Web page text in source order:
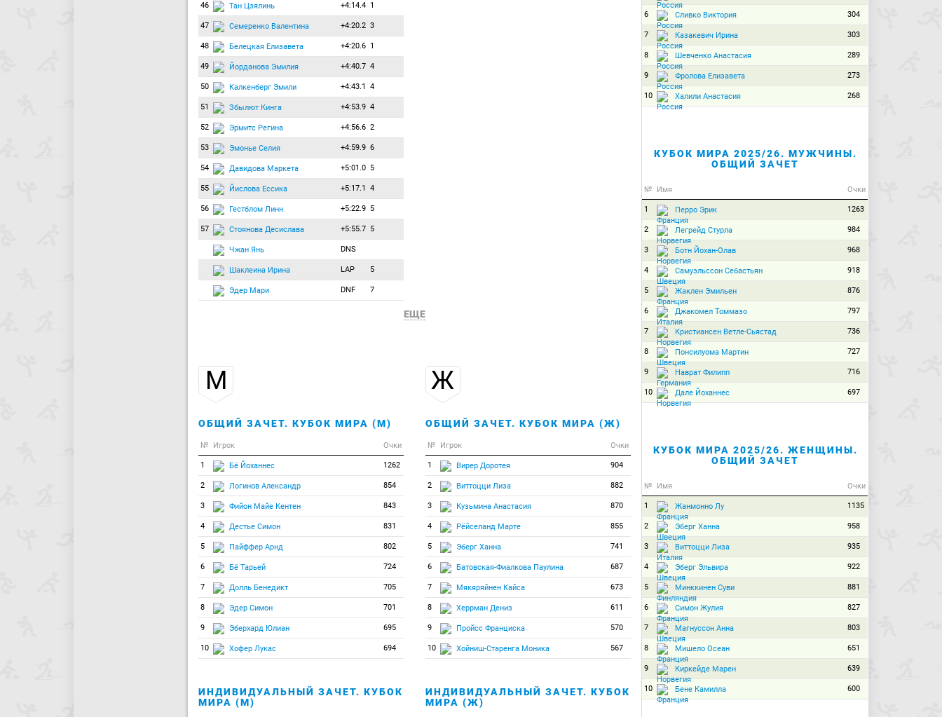
46 Тан Цзялинь +4:14.4 1
47 Семеренко Валентина +4:20.2 3
48 Белецкая Елизавета +4:20.6 1
49 Йорданова Эмилия +4:40.7 4
50 Калкенберг Эмили +4:43.1 4
51 Збылют Кинга +4:53.9 4
52 Эрмитс Регина +4:56.6 2
53 Эмонье Селия +4:59.9 6
54 Давидова Маркета +5:01.0 5
55 Йислова Ессика +5:17.1 4
56 Гестблом Линн +5:22.9 5
57 Стоянова Десислава +5:55.7 5
Чжан Янь DNS
Шаклеина Ирина LAP 5
Эдер Мари DNF 7
ЕЩЕ
М
ОБЩИЙ ЗАЧЕТ. КУБОК МИРА (М)
№ Игрок Очки
1 Бё Йоханнес 1262
2 Логинов Александр 854
3 Фийон Майе Кентен 843
4 Дестье Симон 831
5 Пайффер Арнд 802
6 Бё Тарьей 724
7 Долль Бенедикт 705
8 Эдер Симон 701
9 Эберхард Юлиан 695
10 Хофер Лукас 694
ИНДИВИДУАЛЬНЫЙ ЗАЧЕТ. КУБОК
МИРА (М)
Ж
ОБЩИЙ ЗАЧЕТ. КУБОК МИРА (Ж)
№ Игрок Очки
1 Вирер Доротея 904
2 Виттоцци Лиза 882
3 Кузьмина Анастасия 870
4 Рёйселанд Марте 855
5 Эберг Ханна 741
6 Батовская-Фиалкова Паулина 687
7 Мякяряйнен Кайса 673
8 Херрман Дениз 611
9 Пройсс Франциска 570
10 Хойниш-Старенга Моника 567
ИНДИВИДУАЛЬНЫЙ ЗАЧЕТ. КУБОК
МИРА (Ж)
6 Сливко Виктория 304
7 Казакевич Ирина 303
8 Шевченко Анастасия 289
9 Фролова Елизавета 273
10 Халили Анастасия 268
КУБОК МИРА 2025/26. МУЖЧИНЫ.
ОБЩИЙ ЗАЧЕТ
№ Имя Очки
1 Перро Эрик 1263
2 Легрейд Стурла 984
3 Ботн Йохан-Олав 968
4 Самуэльссон Себастьян 918
5 Жаклен Эмильен 876
6 Джакомел Томмазо 797
7 Кристиансен Ветле-Сьястад 736
8 Понсилуома Мартин 727
9 Наврат Филипп 716
10 Дале Йоханнес 697
КУБОК МИРА 2025/26. ЖЕНЩИНЫ.
ОБЩИЙ ЗАЧЕТ
№ Имя Очки
1 Жанмонно Лу 1135
2 Эберг Ханна 958
3 Виттоцци Лиза 935
4 Эберг Эльвира 922
5 Минккинен Суви 881
6 Симон Жулия 827
7 Магнуссон Анна 803
8 Мишело Осеан 651
9 Киркейде Марен 639
10 Бене Камилла 600